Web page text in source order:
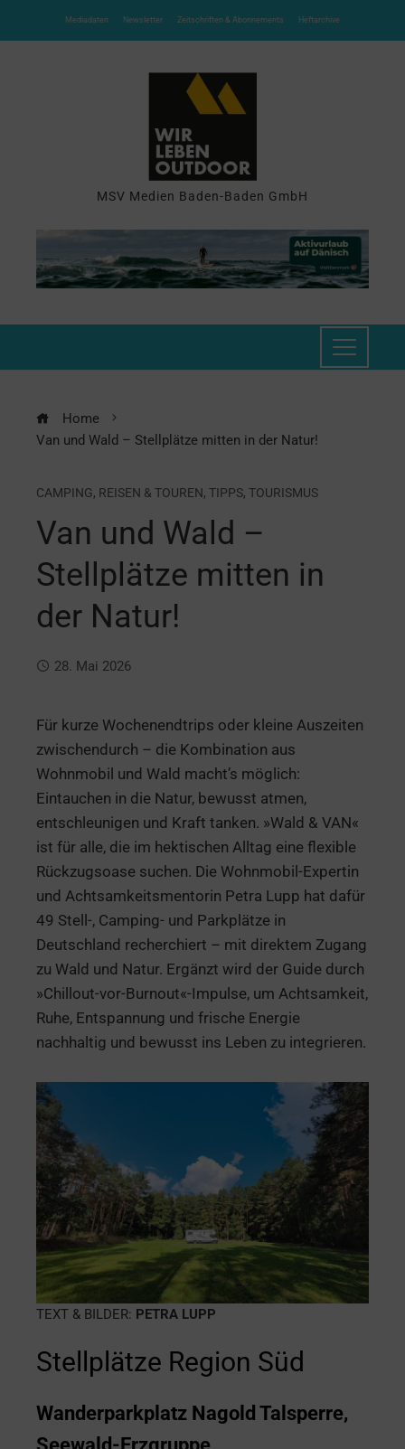
Mediadaten Newsletter Zeitschriften & Abonnements Heftarchive
MSV Medien Baden-Baden GmbH
Home
Van und Wald – Stellplätze mitten in der Natur!
CAMPING, REISEN & TOUREN, TIPPS, TOURISMUS
Van und Wald –
Stellplätze mitten in
der Natur!
28. Mai 2026
Für kurze Wochenendtrips oder kleine Auszeiten
zwischendurch – die Kombination aus
Wohnmobil und Wald macht’s möglich:
Eintauchen in die Natur, bewusst atmen,
entschleunigen und Kraft tanken. »Wald & VAN«
ist für alle, die im hektischen Alltag eine flexible
Rückzugsoase suchen. Die Wohnmobil-Expertin
und Achtsamkeitsmentorin Petra Lupp hat dafür
49 Stell-, Camping- und Parkplätze in
Deutschland recherchiert – mit direktem Zugang
zu Wald und Natur. Ergänzt wird der Guide durch
»Chillout-vor-Burnout«-Impulse, um Achtsamkeit,
Ruhe, Entspannung und frische Energie
nachhaltig und bewusst ins Leben zu integrieren.
TEXT & BILDER: PETRA LUPP
Stellplätze Region Süd
Wanderparkplatz Nagold Talsperre,